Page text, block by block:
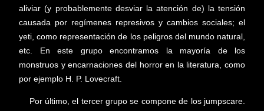
aliviar (y probablemente desviar la atención de) la tensión
causada por regímenes represivos y cambios sociales; el
yeti, como representación de los peligros del mundo natural,
etc. En este grupo encontramos la mayoría de los
monstruos y encarnaciones del horror en la literatura, como
por ejemplo H. P. Lovecraft.
Por último, el tercer grupo se compone de los jumpscare.